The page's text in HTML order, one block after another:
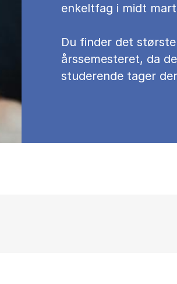
enkeltfag i midt
Du fin­der det
års­se­meste­ret, da
stu­de­ren­de ta­ger